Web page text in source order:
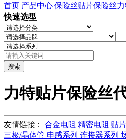
首页 产品中心 保险丝贴片保险丝
快速选型
搜索
力特贴片保险丝
友情链接： 合金电阻 精密电阻 贴
三极/晶体管 电感系列 连接器系列